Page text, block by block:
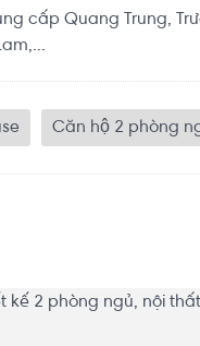
cấp Quang Trung,
Căn hộ 2 phòng